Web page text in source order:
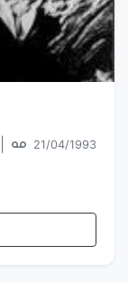
21/04/1993